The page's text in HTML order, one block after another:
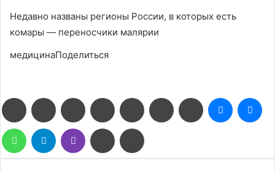
Недавно названы регионы России, в которых есть
комары — переносчики малярии
медицинаПоделиться
FacebookTwitter LinkedIn Pinterest Reddit ВконтактеОдноклассники
Messenger
WhatsAppTelegram Viber
Поделиться
через
электронную